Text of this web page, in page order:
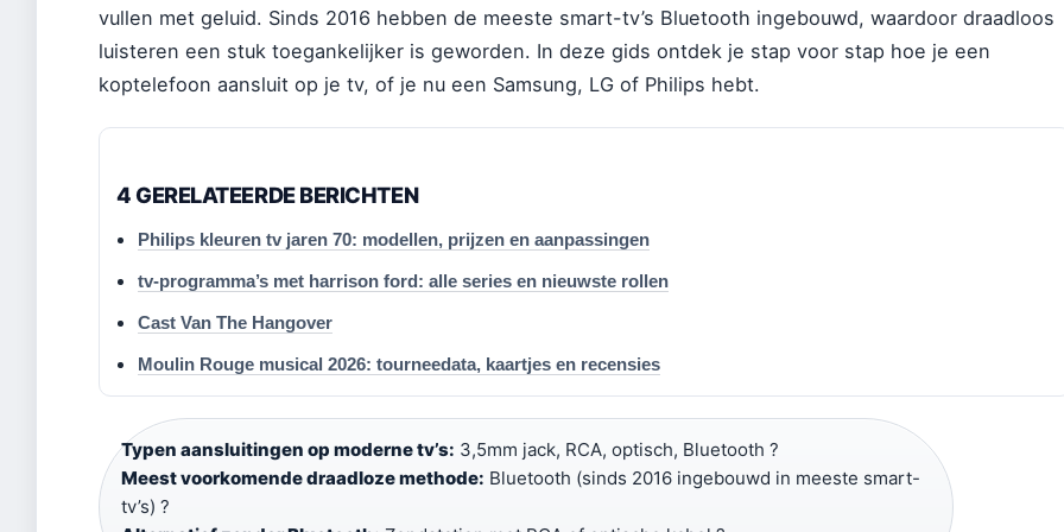
vullen met geluid. Sinds 2016 hebben de meeste smart-tv’s Bluetooth ingebouwd, waardoor draadloos
luisteren een stuk toegankelijker is geworden. In deze gids ontdek je stap voor stap hoe je een
koptelefoon aansluit op je tv, of je nu een Samsung, LG of Philips hebt.
4 GERELATEERDE BERICHTEN
Philips kleuren tv jaren 70: modellen, prijzen en aanpassingen
tv-programma’s met harrison ford: alle series en nieuwste rollen
Cast Van The Hangover
Moulin Rouge musical 2026: tourneedata, kaartjes en recensies
Typen aansluitingen op moderne tv’s: 3,5mm jack, RCA, optisch, Bluetooth ?
Meest voorkomende draadloze methode: Bluetooth (sinds 2016 ingebouwd in meeste smart-
tv’s) ?